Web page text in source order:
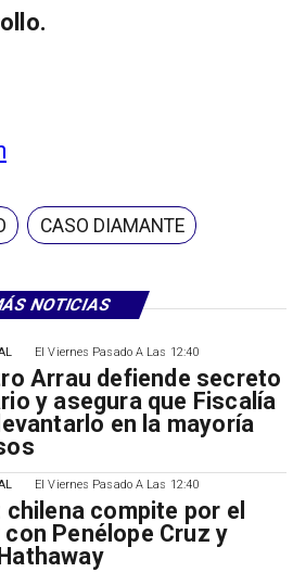
NOTICIAS
El Viernes Pasado A Las 12:40
Arrau defiende secreto
y asegura que Fiscalía
en la mayoría
El Viernes Pasado A Las 12:40
compite por el
con Penélope Cruz y
CASO DIAMANTE